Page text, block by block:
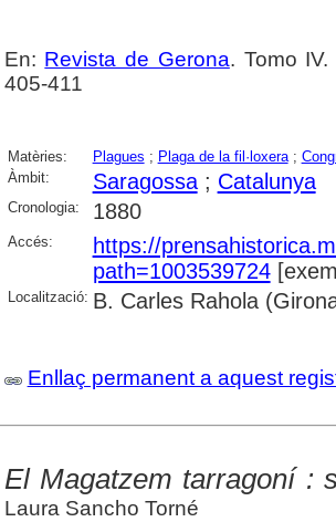
En: Revista de Gerona. Tomo
405-411
Matèries: Plagues ; Plaga de la fil·loxera;
Àmbit:
Saragossa; Catalunya
Cronologia: 1880
Accés:
https://
path=1003539724
Localització: B. Carles Rahola
Enllaç permanent a aquest
El Magatzem tarragoní :
Laura Sancho Torné